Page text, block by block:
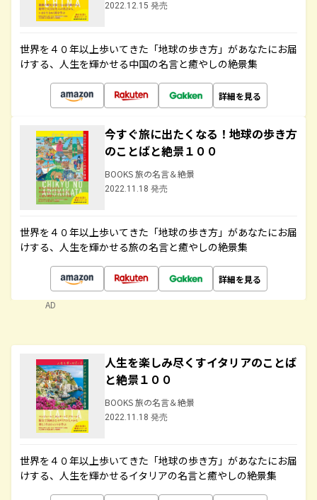
2022.12.15 発売
世界を４０年以上歩いてきた「地球の歩き方」があなたにお届
けする、人生を輝かせる中国の名言と癒やしの絶景集
詳細を見る
今すぐ旅に出たくなる！地球の歩き方
のことばと絶景１００
BOOKS 旅の名言＆絶景
2022.11.18 発売
世界を４０年以上歩いてきた「地球の歩き方」があなたにお届
けする、人生を輝かせる旅の名言と癒やしの絶景集
詳細を見る
AD
人生を楽しみ尽くすイタリアのことば
と絶景１００
BOOKS 旅の名言＆絶景
2022.11.18 発売
世界を４０年以上歩いてきた「地球の歩き方」があなたにお届
けする、人生を輝かせるイタリアの名言と癒やしの絶景集